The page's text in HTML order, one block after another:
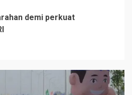
demi perkuat